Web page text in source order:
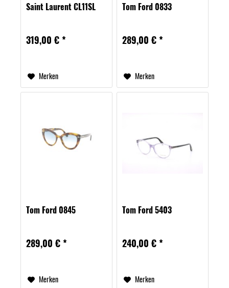
Saint Laurent CL11SL
319,00 € *
Merken
Tom Ford 0833
289,00 € *
Merken
Tom Ford 0845
289,00 € *
Merken
Tom Ford 5403
240,00 € *
Merken